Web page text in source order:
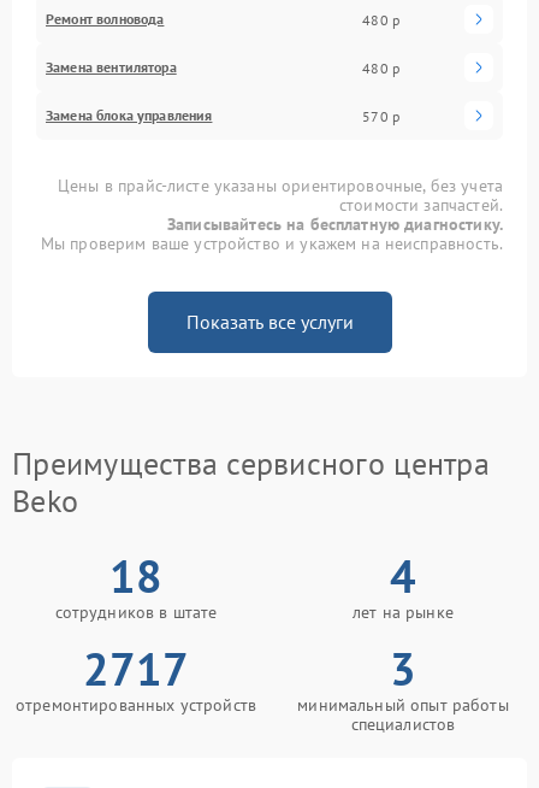
Ремонт волновода 480 р
Замена вентилятора 480 р
Замена блока управления 570 р
Цены в прайс-листе указаны ориентировочные, без учета
стоимости запчастей.
Записывайтесь на бесплатную диагностику.
Мы проверим ваше устройство и укажем на неисправность.
Показать все услуги
Преимущества сервисного центра
Beko
18
сотрудников в штате
4
лет на рынке
2717
отремонтированных устройств
3
минимальный опыт работы
специалистов